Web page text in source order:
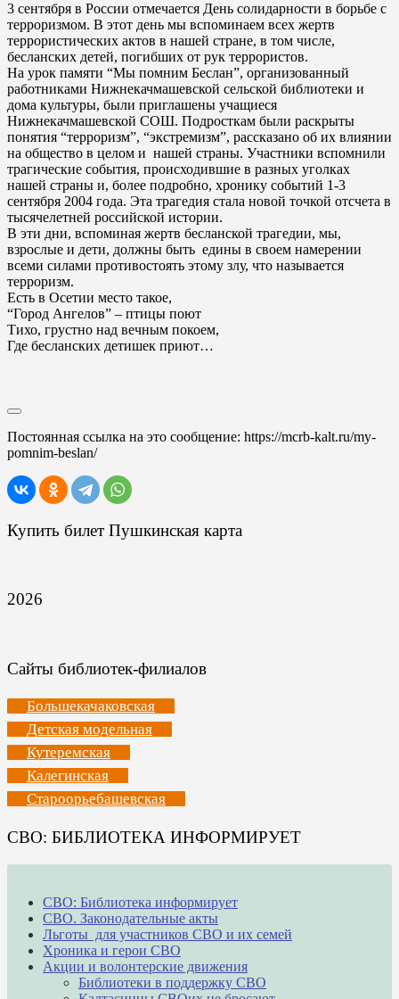
3 сентября в России отмечается День солидарности в борьбе с
терроризмом. В этот день мы вспоминаем всех жертв
террористических актов в нашей стране, в том числе,
бесланских детей, погибших от рук террористов.
На урок памяти “Мы помним Беслан”, организованный
работниками Нижнекачмашевской сельской библиотеки и
дома культуры, были приглашены учащиеся
Нижнекачмашевской СОШ. Подросткам были раскрыты
понятия “терроризм”, “экстремизм”, рассказано об их влиянии
на общество в целом и нашей страны. Участники вспомнили
трагические события, происходившие в разных уголках
нашей страны и, более подробно, хронику событий 1-3
сентября 2004 года. Эта трагедия стала новой точкой отсчета в
тысячелетней российской истории.
В эти дни, вспоминая жертв бесланской трагедии, мы,
взрослые и дети, должны быть едины в своем намерении
всеми силами противостоять этому злу, что называется
терроризм.
Есть в Осетии место такое,
“Город Ангелов” – птицы поют
Тихо, грустно над вечным покоем,
Где бесланских детишек приют…
Постоянная ссылка на это сообщение: https://mcrb-kalt.ru/my-
pomnim-beslan/
Купить билет Пушкинская карта
2026
Сайты библиотек-филиалов
Большекачаковская
Детская модельная
Кутеремская
Калегинская
Староорьебашевская
СВО: БИБЛИОТЕКА ИНФОРМИРУЕТ
СВО: Библиотека информирует
СВО. Законодательные акты
Льготы для участников СВО и их семей
Хроника и герои СВО
Акции и волонтерские движения
Библиотеки в поддержку СВО